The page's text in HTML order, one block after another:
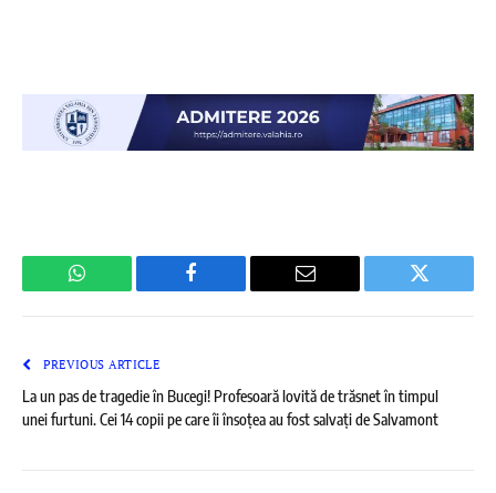
WhatsApp Facebook Email Twitter
PREVIOUS ARTICLE
La un pas de tragedie în Bucegi! Profesoară lovită de trăsnet în timpul
unei furtuni. Cei 14 copii pe care îi însoțea au fost salvați de Salvamont